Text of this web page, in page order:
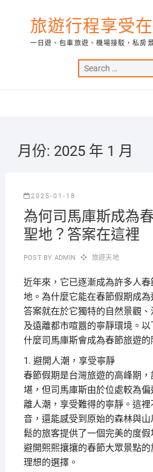
旅遊行程享受
一日遊、包車旅遊、機場接駁，私房
月份: 2025 年 1 月
2025-01-18
為何司馬庫斯成為
聖地？答案在這裡
POST BY ADMIN 旅遊天地
近年來，它已逐漸成為許多人
地。為什麼它能在春節假期成為
答案就在於它獨特的自然景觀
及遠離都市喧囂的寧靜環境。
什麼司馬庫斯會成為春節旅遊的
1. 避開人潮，享受寧靜
春節假期是台灣旅遊的高峰期
堪，但司馬庫斯由於位處較為
離人潮，享受難得的寧靜。這
音，還能感受到原始的森林與
鬆的旅客提供了一個完美的度
避開熙熙攘攘的春節大眾景點
理想的選擇。